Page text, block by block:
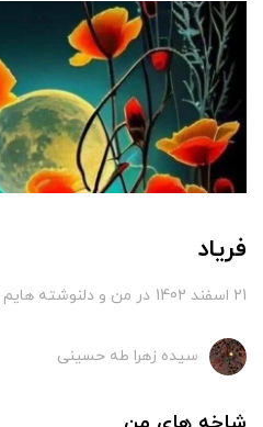
فریاد
21 اسفند 1402 در من و دلنوشته هایم
سیده زهرا طه حسینی